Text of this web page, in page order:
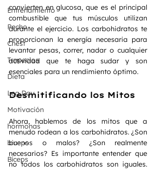
Entrenamiento
Pecho
Chest
Trapecios
Dieta
Leg Day
Motivación
hormonas
biceps
Bíceps
convierten en glucosa, que es el principal
combustible que tus músculos utilizan
durante el ejercicio. Los carbohidratos te
proporcionan la energía necesaria para
levantar pesas, correr, nadar o cualquier
actividad que te haga sudar y son
esenciales para un rendimiento óptimo.
Desmitificando los Mitos
Ahora, hablemos de los mitos que a
menudo rodean a los carbohidratos. ¿Son
buenos o malos? ¿Son realmente
necesarios? Es importante entender que
no todos los carbohidratos son iguales.